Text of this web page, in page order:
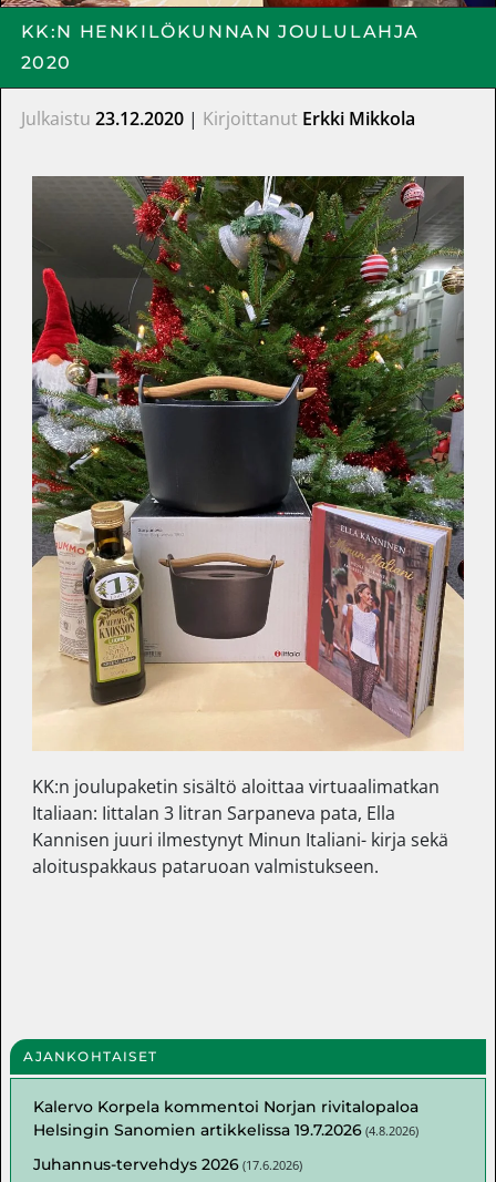
KK:N HENKILÖKUNNAN JOULULAHJA
2020
Julkaistu23.12.2020 | Kirjoittanut Erkki Mikkola
KK:n joulupaketin sisältö aloittaa virtuaalimatkan
Italiaan: Iittalan 3 litran Sarpaneva pata, Ella
Kannisen juuri ilmestynyt Minun Italiani- kirja sekä
aloituspakkaus pataruoan valmistukseen.
AJANKOHTAISET
Kalervo Korpela kommentoi Norjan rivitalopaloa
Helsingin Sanomien artikkelissa 19.7.2026 (4.8.2026)
Juhannus-tervehdys 2026 (17.6.2026)